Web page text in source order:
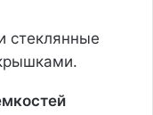
стеклянные